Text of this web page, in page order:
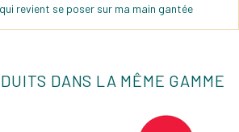
revient se poser sur ma main gantée
DANS LA MÊME GAMME